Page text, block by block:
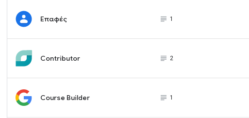
Επαφές subject_black
1
Contributor subject_black
2
Course Builder subject_black
1